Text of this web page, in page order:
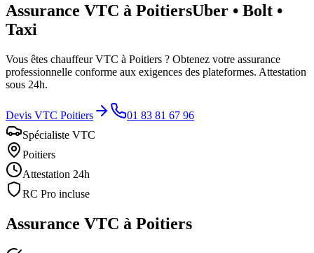
Assurance VTC à PoitiersUber • Bolt •
Taxi
Vous êtes chauffeur VTC à Poitiers ? Obtenez votre assurance
professionnelle conforme aux exigences des plateformes. Attestation
sous 24h.
Devis VTC Poitiers
01 83 81 67 96
Spécialiste VTC
Poitiers
Attestation 24h
RC Pro incluse
Assurance VTC à Poitiers